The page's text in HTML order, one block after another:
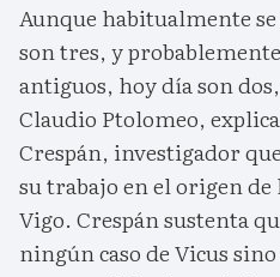
Aunque habitualmente se
son tres, y
antiguos, hoy día son
Claudio Ptolomeo,
Crespán, investigador
su trabajo en el origen
Vigo. Crespán sustenta
ningún caso de Vicus